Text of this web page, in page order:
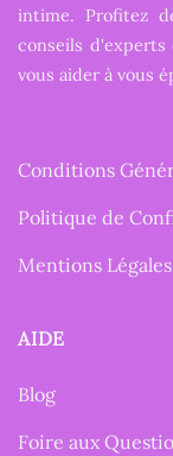
intime. Profitez
conseils
vous aider à vous
Conditions
Politique de
Mentions Légales
AIDE
Blog
Foire aux